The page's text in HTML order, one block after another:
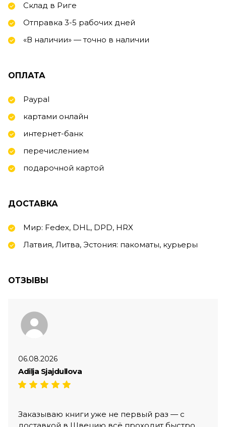
Склад в Риге
Отправка 3-5 рабочих дней
«В наличии» — точно в наличии
ОПЛАТА
Paypal
картами онлайн
интернет-банк
перечислением
подарочной картой
ДОСТАВКА
Мир: Fedex, DHL, DPD, HRX
Латвия, Литва, Эстония: пакоматы, курьеры
ОТЗЫВЫ
06.08.2026
Adilja Sjajdullova
Заказываю книги уже не первый раз — с